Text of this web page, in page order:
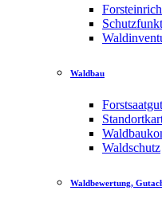
Waldbau
Forstsaatgut
Waldschutz
Waldbewertung,